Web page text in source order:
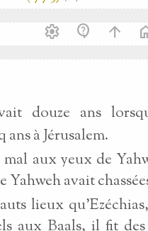
settings contact_support arrow_upward
douze ans
à Jérusalem.
aux yeux de
Yahweh avait
lieux
aux Baals, il fit